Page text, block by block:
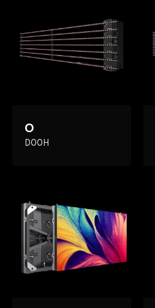
O
DOOH